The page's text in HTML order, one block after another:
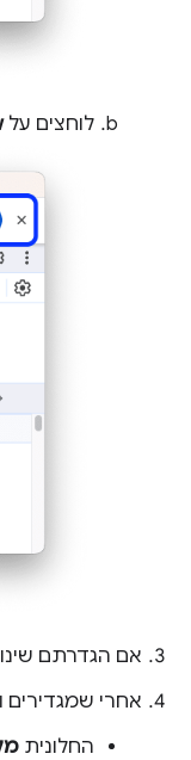
לוחצים על
אם הגדרתם
אחרי שמגדירים
החלונית